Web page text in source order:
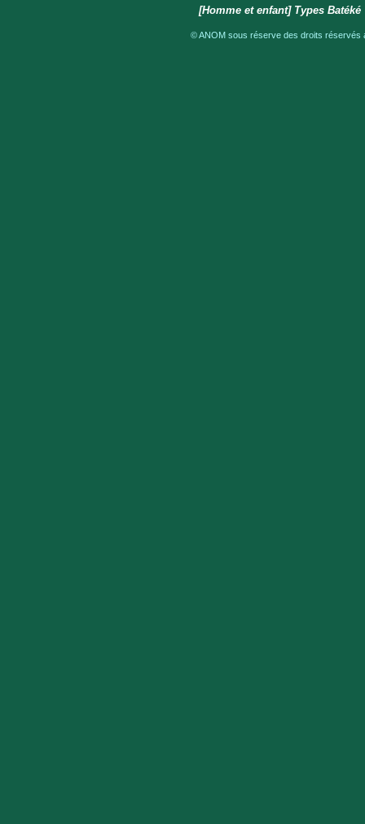
[Homme et enfant] Types Batéké
© ANOM sous réserve des droits réservés